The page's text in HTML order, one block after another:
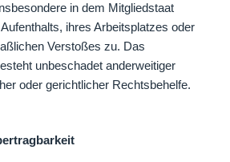
in dem Mitgliedstaat
ihres Arbeitsplatzes oder
Verstoßes zu. Das
unbeschadet anderweitiger
oder gerichtlicher Rechtsbehelfe.